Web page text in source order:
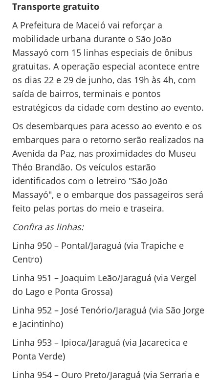
Transporte gratuito
A Prefeitura de Maceió vai reforçar a
mobilidade urbana durante o São João
Massayó com 15 linhas especiais de ônibus
gratuitas. A operação especial acontece entre
os dias 22 e 29 de junho, das 19h às 4h, com
saída de bairros, terminais e pontos
estratégicos da cidade com destino ao evento.
Os desembarques para acesso ao evento e os
embarques para o retorno serão realizados na
Avenida da Paz, nas proximidades do Museu
Théo Brandão. Os veículos estarão
identificados com o letreiro "São João
Massayó", e o embarque dos passageiros será
feito pelas portas do meio e traseira.
Confira as linhas:
Linha 950 – Pontal/Jaraguá (via Trapiche e
Centro)
Linha 951 – Joaquim Leão/Jaraguá (via Vergel
do Lago e Ponta Grossa)
Linha 952 – José Tenório/Jaraguá (via São Jorge
e Jacintinho)
Linha 953 – Ipioca/Jaraguá (via Jacarecica e
Ponta Verde)
Linha 954 – Ouro Preto/Jaraguá (via Serraria e